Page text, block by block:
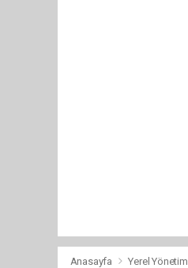
Anasayfa Yerel Yönetim